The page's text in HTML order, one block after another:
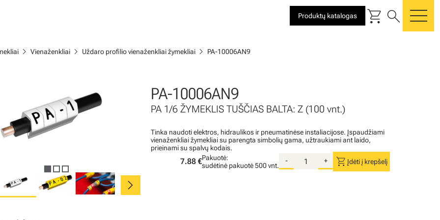
Produktų katalogas shopping_cart search
chevron_right Vienaženkliai chevron_right Uždaro profilio vienaženkliai žymekliai chevron_right PA-10006AN9
chevron_right
PA-10006AN9
PA 1/6 ŽYMEKLIS TUŠČIAS BALTA: Z (100 vnt.)
Tinka naudoti elektros, hidraulikos ir pneumatinėse instaliacijose. Įspaudžiami
vienaženkliai žymekliai su parengta simbolių gama, užtraukiami ant laido,
prieinami su spalvų kodais.
7.88 €Pakuotė:
sudėtinė pakuotė500 vnt.
- + shopping_cart Įdėti į krepšelį